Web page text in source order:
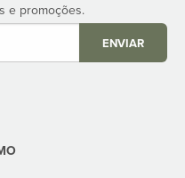
e promoções.
ENVIAR